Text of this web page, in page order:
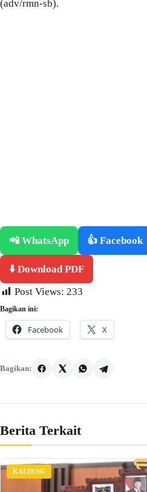
(adv/rmn-sb).
📲 WhatsApp 👍 Facebook
⬇️ Download PDF
Post Views: 233
Bagikan ini:
Facebook X
Bagikan:
Berita Terkait
KALTENG